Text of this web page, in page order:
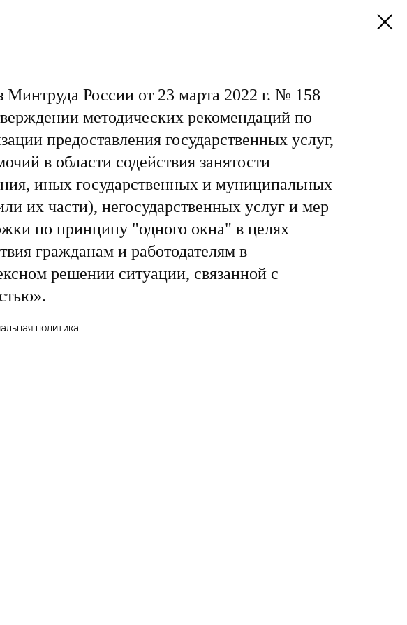
Минтруда России от 23 марта 2022 г. № 158
методических рекомендаций по
предоставления государственных услуг,
в области содействия занятости
иных государственных и муниципальных
их части), негосударственных услуг и мер
по принципу "одного окна" в целях
гражданам и работодателям в
решении ситуации, связанной с
политика